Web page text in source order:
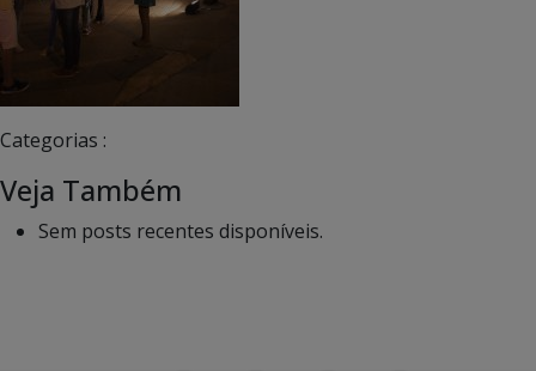
Categorias :
Veja Também
Sem posts recentes disponíveis.